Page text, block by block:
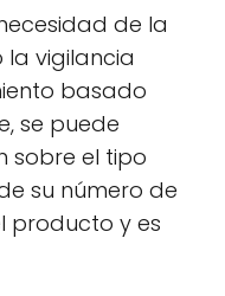
de la
vigilancia
basado
se puede
sobre el tipo
su número de
producto y es